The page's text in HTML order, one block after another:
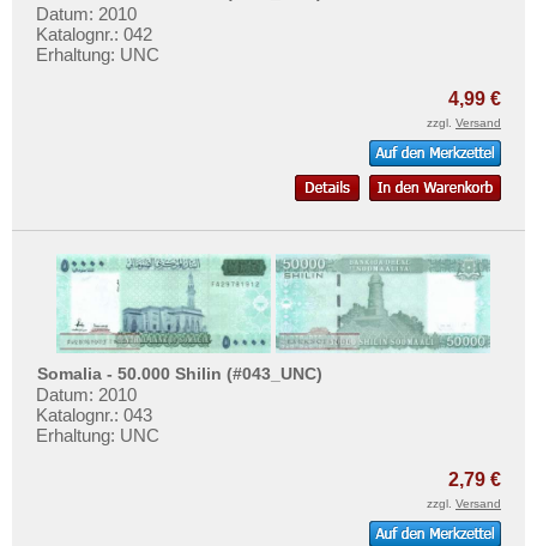
Datum: 2010
Katalognr.: 042
Erhaltung: UNC
4,99 €
zzgl. Versand
Somalia - 50.000 Shilin (#043_UNC)
Datum: 2010
Katalognr.: 043
Erhaltung: UNC
2,79 €
zzgl. Versand